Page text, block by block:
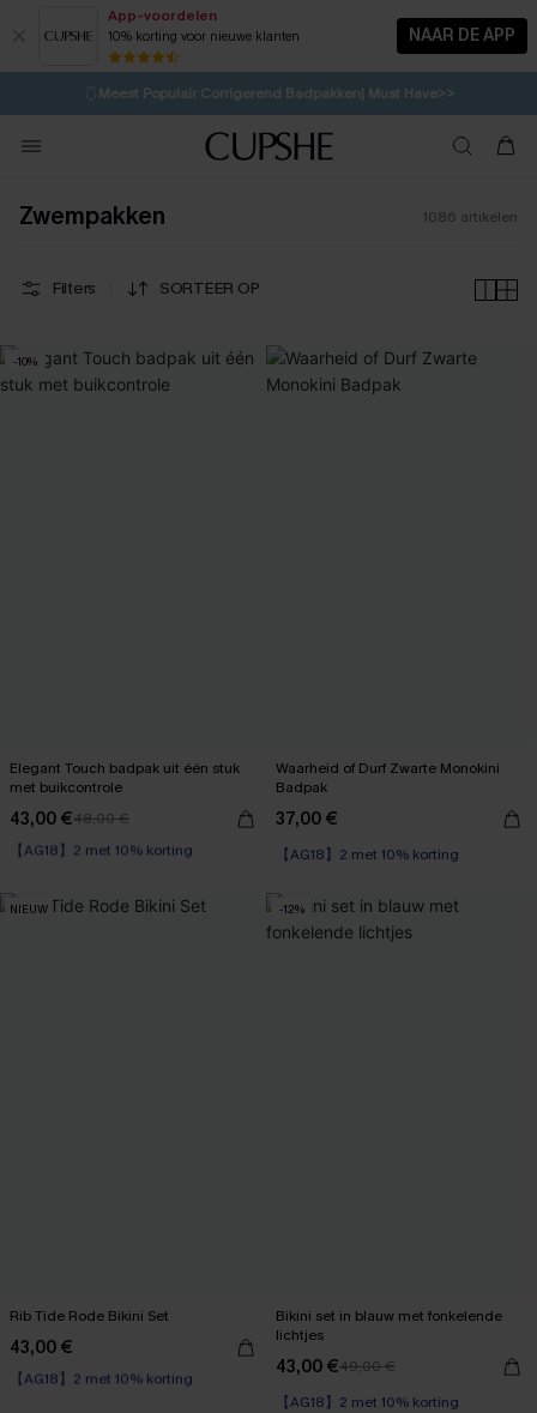
App-voordelen
10% korting voor nieuwe klanten NAAR DE APP
⚡️LAATSTE KANS | Tot 50% korting>>
🩱Meest Populair Corrigerend Badpakken| Must Have>>
💌Abonneer je & ontvang tot 15% korting>>
Koop 3, krijg 15% korting | CODE: SW15
Zwempakken 1086 artikelen
Filters SORTEER OP
-10%
Elegant Touch badpak uit één stuk
met buikcontrole
43,00 €48,00 €
【AG18】2 met 10% korting
Corrigerend badpak
Waarheid of Durf Zwarte Monokini
Badpak
37,00 €
【AG18】2 met 10% korting
NIEUW
Rib Tide Rode Bikini Set
43,00 €
【AG18】2 met 10% korting
Naadloos
-12%
Bikini set in blauw met fonkelende
lichtjes
43,00 €49,00 €
【AG18】2 met 10% korting